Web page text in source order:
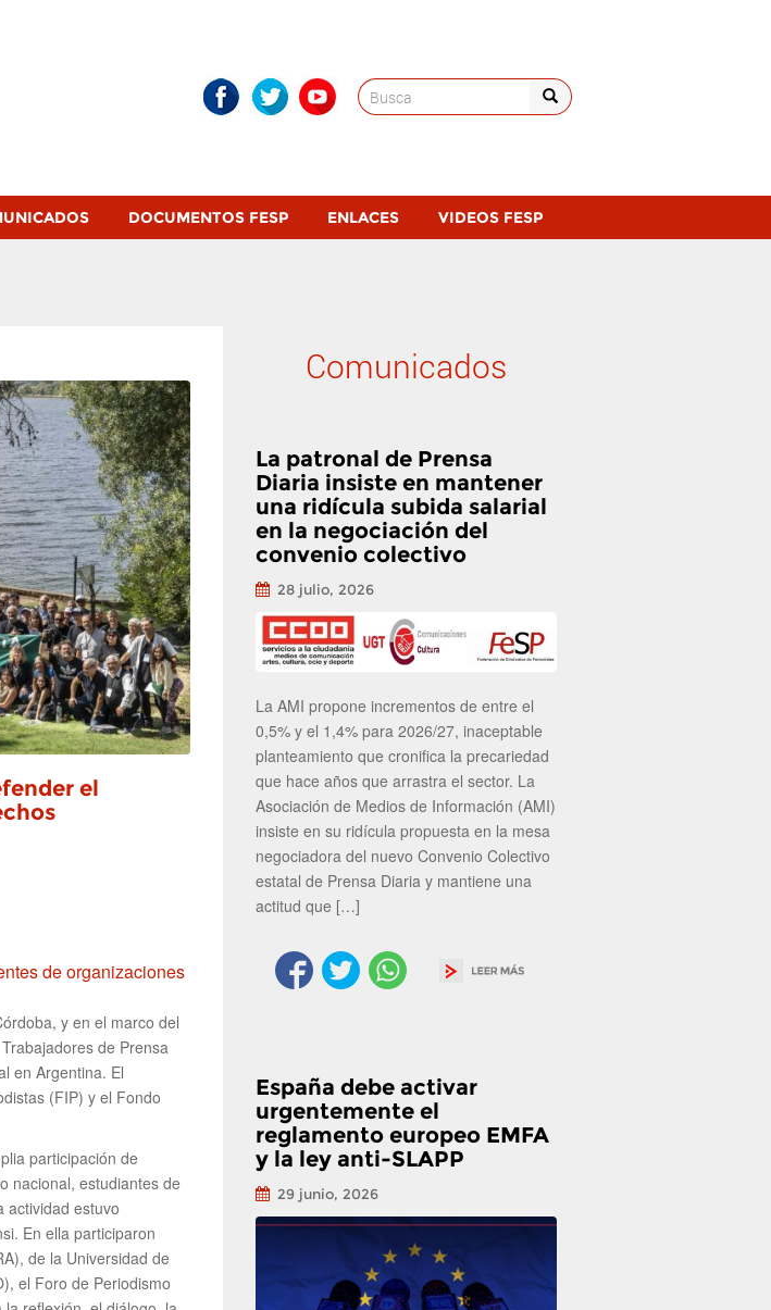
Search
for:
DOCUMENTOS FESP ENLACES VIDEOS FESP
el
de organizaciones
y en el marco del
de Prensa
en Argentina. El
(FIP) y el Fondo
participación de
nacional, estudiantes de
actividad estuvo
En ella participaron
de la Universidad de
el Foro de Periodismo
Comunicados
La patronal de Prensa
Diaria insiste en mantener
una ridícula subida salarial
en la negociación del
convenio colectivo
28 julio, 2026
La AMI propone incrementos de entre el
0,5% y el 1,4% para 2026/27, inaceptable
planteamiento que cronifica la precariedad
que hace años que arrastra el sector. La
Asociación de Medios de Información (AMI)
insiste en su ridícula propuesta en la mesa
negociadora del nuevo Convenio Colectivo
estatal de Prensa Diaria y mantiene una
actitud que […]
España debe activar
urgentemente el
reglamento europeo EMFA
y la ley anti-SLAPP
29 junio, 2026